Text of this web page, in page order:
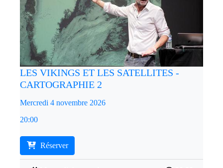
LES VIKINGS ET LES SATELLITES -
CARTOGRAPHIE 2
Mercredi 4 novembre 2026
20:00
Réserver